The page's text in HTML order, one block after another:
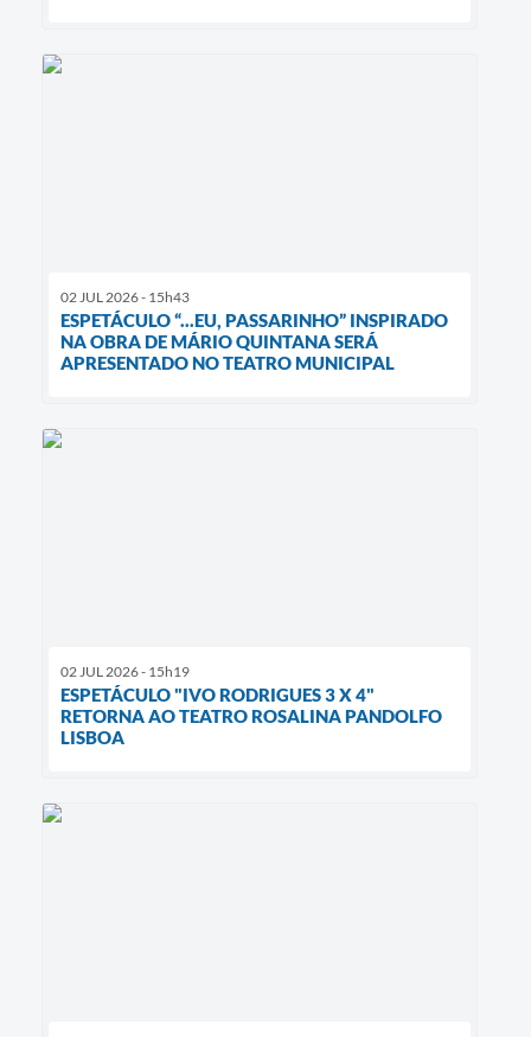
02 JUL 2026 - 15h43
ESPETÁCULO “...EU, PASSARINHO” INSPIRADO
NA OBRA DE MÁRIO QUINTANA SERÁ
APRESENTADO NO TEATRO MUNICIPAL
02 JUL 2026 - 15h19
ESPETÁCULO "IVO RODRIGUES 3 X 4"
RETORNA AO TEATRO ROSALINA PANDOLFO
LISBOA